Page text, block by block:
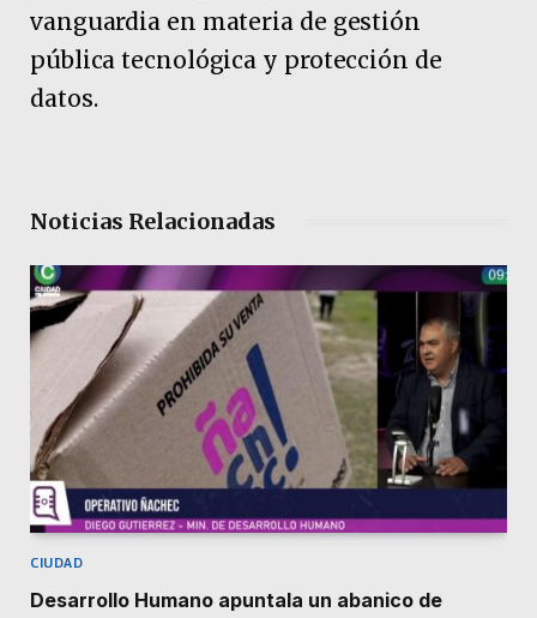
vanguardia en materia de gestión
pública tecnológica y protección de
datos.
Noticias Relacionadas
CIUDAD
Desarrollo Humano apuntala un abanico de